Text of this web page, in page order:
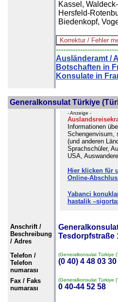
Kassel,
Hersfeld-
Biedenkopf,
Ausländeramt /
Botschaften in
Konsulate in
Generalkonsulat Türkiye
- Anzeige -
Informationen
Schengenvisum,
(und anderen
Sprachschüler,
USA,
Hier klicken für
Online-
Yabanci
hastalik
Anschrift /
Beschreibung
/ Adres
Tesdorpfstraße
Telefon /
Telefon
numarası
(Generalkonsulat Türkiye
(0 40) 4 48 03 30
Fax / Faks
numarası
(Generalkonsulat Türkiye
0 40-44 52 58